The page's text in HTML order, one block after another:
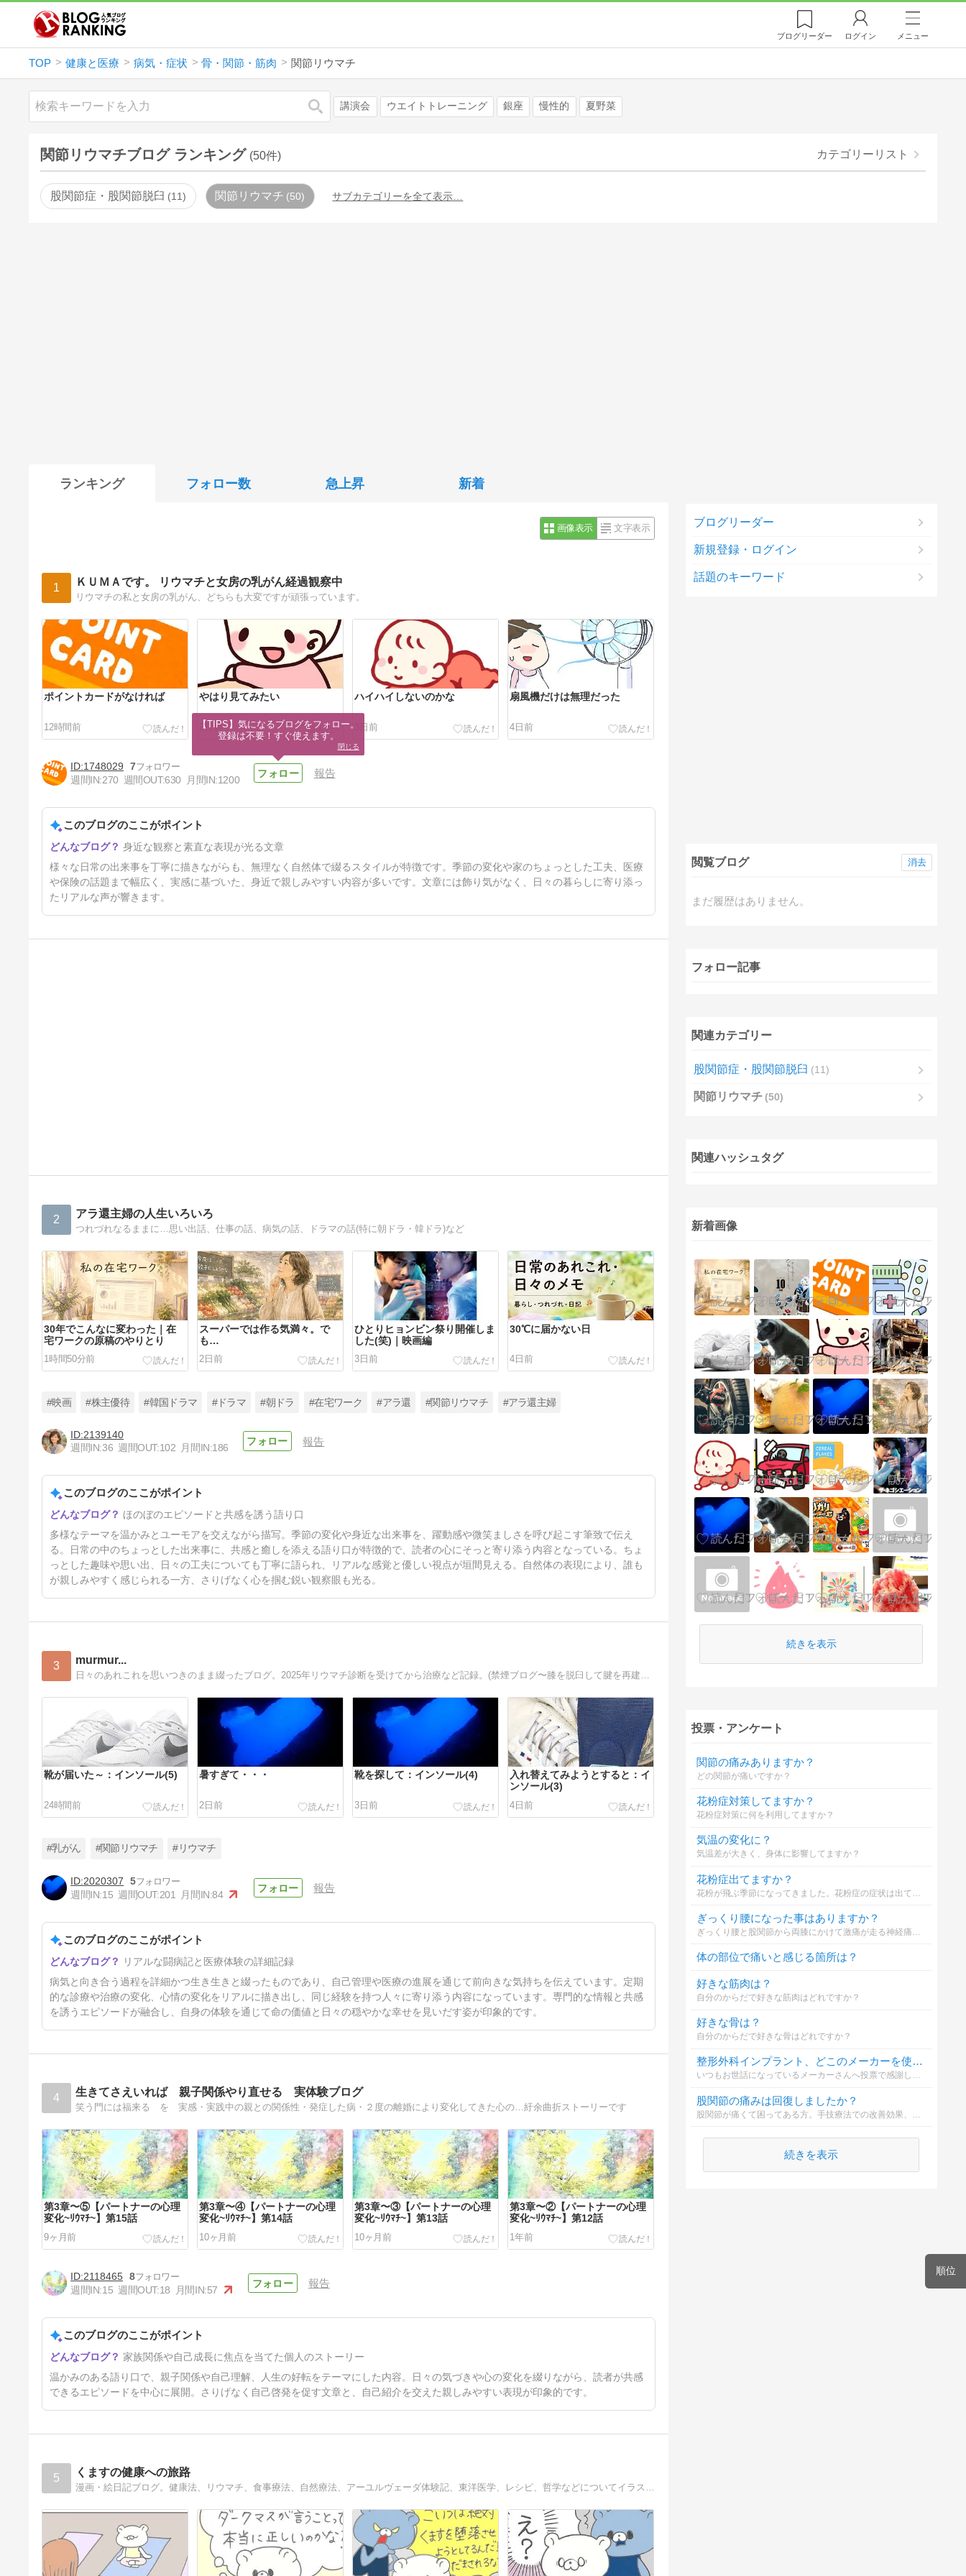
順位
ブログリーダー ログイン メニュー
TOP 健康と医療 病気・症状 骨・関節・筋肉 関節リウマチ
検索 講演会 ウエイトトレーニング 銀座 慢性的 夏野菜
関節リウマチブログ ランキング (50件) カテゴリーリスト
股関節症・股関節脱臼 11 関節リウマチ 50 サブカテゴリーを全て表示…
ランキング フォロー数 急上昇 新着
画像表示 文字表示
1 ＫＵＭＡです。 リウマチと女房の乳がん経過観察中
リウマチの私と女房の乳がん、どちらも大変ですが頑張っています。
ポイントカードがなければ
12時間前
やはり見てみたい
2日前
ハイハイしないのかな
3日前
扇風機だけは無理だった
4日前
もう少し降ってくれれば
5日前
1748029
7
週間IN:270 週間OUT:630 月間IN:1200
報告
このブログのここがポイント
身近な観察と素直な表現が光る文章
様々な日常の出来事を丁寧に描きながらも、無理なく自然体で綴るスタイルが特徴です。季節の変化や家のちょっとした工夫、医療
や保険の話題まで幅広く、実感に基づいた、身近で親しみやすい内容が多いです。文章には飾り気がなく、日々の暮らしに寄り添っ
たリアルな声が響きます。
2 アラ還主婦の人生いろいろ
つれづれなるままに…思い出話、仕事の話、病気の話、ドラマの話(特に朝ドラ・韓ドラ)など
30年でこんなに変わった｜在
宅ワークの原稿のやりとり
1時間50分前
スーパーでは作る気満々。で
も…
2日前
ひとりヒョンビン祭り開催しま
した(笑)｜映画編
3日前
30℃に届かない日
4日前
編(日給5000円と住み込みの夏)
6日前
#映画 #株主優待 #韓国ドラマ #ドラマ #朝ドラ #在宅ワーク #アラ還 #関節リウマチ #アラ還主婦
2139140
週間IN:36 週間OUT:102 月間IN:186
報告
このブログのここがポイント
ほのぼのエピソードと共感を誘う語り口
多様なテーマを温かみとユーモアを交えながら描写。季節の変化や身近な出来事を、躍動感や微笑ましさを呼び起こす筆致で伝え
る。日常の中のちょっとした出来事に、共感と癒しを添える語り口が特徴的で、読者の心にそっと寄り添う内容となっている。ちょ
っとした趣味や思い出、日々の工夫についても丁寧に語られ、リアルな感覚と優しい視点が垣間見える。自然体の表現により、誰も
が親しみやすく感じられる一方、さりげなく心を掴む鋭い観察眼も光る。
3 murmur...
靴が届いた～：インソール(5)
24時間前
暑すぎて・・・
2日前
靴を探して：インソール(4)
3日前
入れ替えてみようとすると：イ
ンソール(3)
4日前
5日前
#乳がん #関節リウマチ #リウマチ
2020307
5
週間IN:15 週間OUT:201 月間IN:84
報告
このブログのここがポイント
リアルな闘病記と医療体験の詳細記録
病気と向き合う過程を詳細かつ生き生きと綴ったものであり、自己管理や医療の進展を通じて前向きな気持ちを伝えています。定期
的な診療や治療の変化、心情の変化をリアルに描き出し、同じ経験を持つ人々に寄り添う内容になっています。専門的な情報と共感
を誘うエピソードが融合し、自身の体験を通じて命の価値と日々の穏やかな幸せを見いだす姿が印象的です。
4 生きてさえいれば 親子関係やり直せる 実体験ブログ
笑う門には福来る を 実感・実践中の親との関係性・発症した病・２度の離婚により変化してきた心の…紆余曲折ストーリーです
第3章〜⑤【パートナーの心理
変化~ﾘｳﾏﾁ~】第15話
9ヶ月前
第3章〜④【パートナーの心理
変化~ﾘｳﾏﾁ~】第14話
10ヶ月前
第3章〜③【パートナーの心理
変化~ﾘｳﾏﾁ~】第13話
10ヶ月前
第3章〜②【パートナーの心理
変化~ﾘｳﾏﾁ~】第12話
1年前
第3章~①【パートナーの心理
変化〜ﾘｳﾏﾁ〜】第11話
1年1ヶ月前
2118465 8
週間IN:15 週間OUT:18 月間IN:57
報告
このブログのここがポイント
家族関係や自己成長に焦点を当てた個人のストーリー
温かみのある語り口で、親子関係や自己理解、人生の好転をテーマにした内容。日々の気づきや心の変化を綴りながら、読者が共感
できるエピソードを中心に展開。さりげなく自己啓発を促す文章と、自己紹介を交えた親しみやすい表現が印象的です。
5 くますの健康への旅路
ブログリーダー
新規登録・ログイン
話題のキーワード
閲覧ブログ
まだ履歴はありません。
消去
フォロー記事
関連カテゴリー
股関節症・股関節脱臼 11
関節リウマチ 50
関連ハッシュタグ
新着画像
続きを表示
投票・アンケート
関節の痛みありますか？
どの関節が痛いですか？
花粉症対策してますか？
花粉症対策に何を利用してますか？
気温の変化に？
気温差が大きく、身体に影響してますか？
花粉症出てますか？
ぎっくり腰になった事はありますか？
体の部位で痛いと感じる箇所は？
好きな筋肉は？
自分のからだで好きな筋肉はどれですか？
好きな骨は？
自分のからだで好きな骨はどれですか？
整形外科インプラント、どこのメーカーを使ってますか？
いつもお世話になっているメーカーさんへ投票で感謝しましょう！
股関節の痛みは回復しましたか？
続きを表示
【TIPS】気になるブログをフォロー。
登録は不要！すぐ使えます。
閉じる